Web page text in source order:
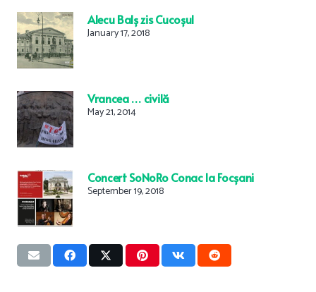
Alecu Balș zis Cucoșul
January 17, 2018
Vrancea … civilă
May 21, 2014
Concert SoNoRo Conac la Focșani
September 19, 2018